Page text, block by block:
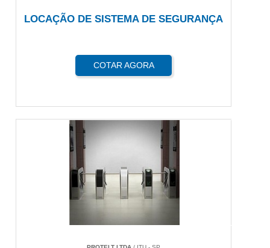
LOCAÇÃO DE SISTEMA DE SEGURANÇA
COTAR AGORA